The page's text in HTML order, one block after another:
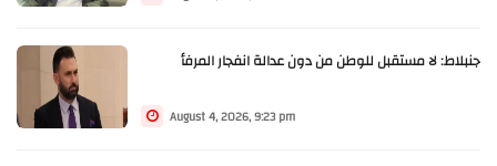
جنبلاط: لا مستقبل للوطن من دون عدالة انفجار المرفأ
August 4, 2026, 9:23 pm